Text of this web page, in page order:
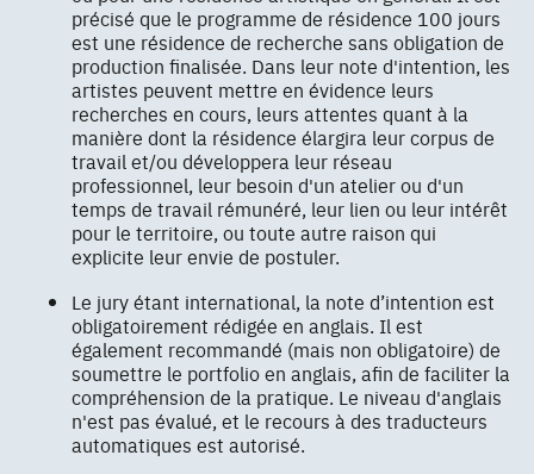
précisé que le programme de résidence 100 jours
est une résidence de recherche sans obligation de
production finalisée. Dans leur note d'intention, les
artistes peuvent mettre en évidence leurs
recherches en cours, leurs attentes quant à la
manière dont la résidence élargira leur corpus de
travail et/ou développera leur réseau
professionnel, leur besoin d'un atelier ou d'un
temps de travail rémunéré, leur lien ou leur intérêt
pour le territoire, ou toute autre raison qui
explicite leur envie de postuler.
Le jury étant international, la note d’intention est
obligatoirement rédigée en anglais. Il est
également recommandé (mais non obligatoire) de
soumettre le portfolio en anglais, afin de faciliter la
compréhension de la pratique. Le niveau d'anglais
n'est pas évalué, et le recours à des traducteurs
automatiques est autorisé.